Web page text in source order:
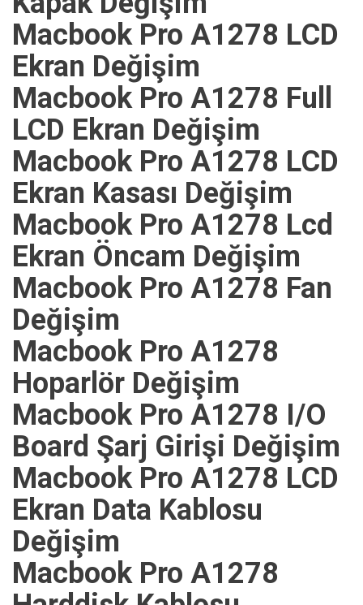
Macbook Pro A1278 LCD
Ekran Değişim
Macbook Pro A1278 Full
LCD Ekran Değişim
Macbook Pro A1278 LCD
Ekran Kasası Değişim
Macbook Pro A1278 Lcd
Ekran Öncam Değişim
Macbook Pro A1278 Fan
Değişim
Macbook Pro A1278
Hoparlör Değişim
Macbook Pro A1278 I/O
Board Şarj Girişi Değişim
Macbook Pro A1278 LCD
Ekran Data Kablosu
Değişim
Macbook Pro A1278